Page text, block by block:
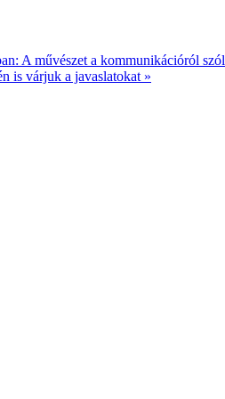
A művészet a kommunikációról szól
is várjuk a javaslatokat »